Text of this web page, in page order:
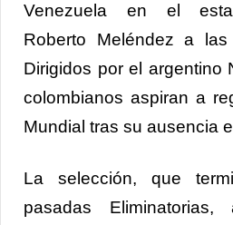
Venezuela en el
Roberto Meléndez a
Dirigidos por el argentino
colombianos aspiran a
Mundial tras su ausencia
La selección, que
pasadas